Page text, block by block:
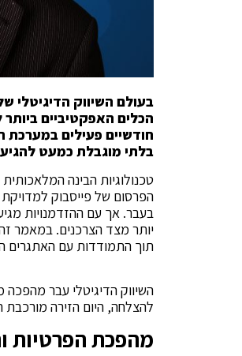
חודשיים פעילים
בלתי מוגבלת כמעט
טכנולוגיות הבינה
הפרסום של פייסבוק
בעבר. אך עם ההזדמנויות
תוך התמודדות עם האתגרים
השיווק הדיגיטלי עבר מהפכה
להצלחה, היום הזירה מורכבת
מהפכת הפרטיות